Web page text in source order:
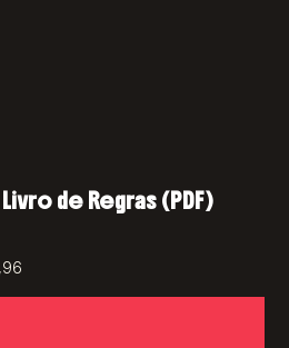
de Regras (PDF)